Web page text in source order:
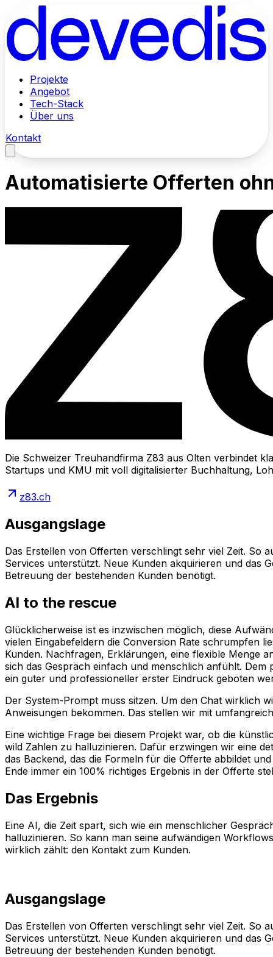
Projekte
Angebot
Tech-Stack
Über uns
Kontakt
Automatisierte Offerten
Die Schweizer Treuhandfirma Z83 aus Olten verbindet
Startups und KMU mit voll digitalisierter Buchhaltung,
z83.ch
Ausgangslage
Das Erstellen von Offerten verschlingt sehr viel Zeit. So
Services unterstützt. Neue Kunden akquirieren und das
Betreuung der bestehenden Kunden benötigt.
AI to the rescue
Glücklicherweise ist es inzwischen möglich, diese
vielen Eingabefeldern die Conversion Rate schrumpfen
Kunden. Nachfragen, Erklärungen, eine flexible Menge
sich das Gespräch einfach und menschlich anfühlt.
ein guter und professioneller erster Eindruck geboten
Der System-Prompt muss sitzen. Um den Chat wirklich
Anweisungen bekommen. Das stellen wir mit
Eine wichtige Frage bei diesem Projekt war, ob die
wild Zahlen zu halluzinieren. Dafür erzwingen wir eine
das Backend, das die Formeln für die Offerte abbildet
Ende immer ein 100% richtiges Ergebnis in der Offerte
Das Ergebnis
Eine AI, die Zeit spart, sich wie ein menschlicher
halluzinieren. So kann man seine aufwändigen
wirklich zählt: den Kontakt zum Kunden.
Ausgangslage
Das Erstellen von Offerten verschlingt sehr viel Zeit. So
Services unterstützt. Neue Kunden akquirieren und das
Betreuung der bestehenden Kunden benötigt.